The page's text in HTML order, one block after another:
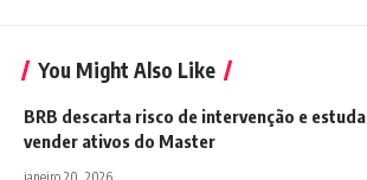
You Might Also Like
BRB descarta risco de intervenção e estuda
vender ativos do Master